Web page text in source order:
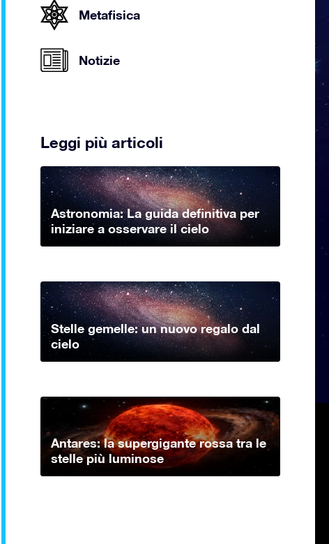
Metafisica
Notizie
Leggi più articoli
Astronomia: La guida definitiva per
iniziare a osservare il cielo
Stelle gemelle: un nuovo regalo dal
cielo
Antares: la supergigante rossa tra le
stelle più luminose